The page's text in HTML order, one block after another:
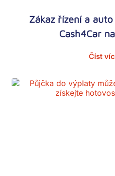
Zákaz řízení a
Cash4Car
Číst